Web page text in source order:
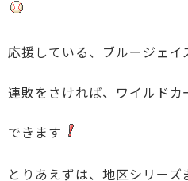
応援している、ブルージェイ
連敗をさければ、ワイルド
できます
とりあえずは、地区シリー